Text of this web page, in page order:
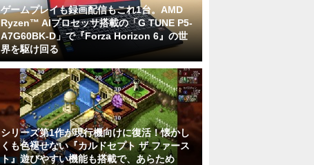
ゲームプレイも録画配信もこれ1台。AMD
Ryzen™ AIプロセッサ搭載の「G TUNE P5-
A7G60BK-D」で『Forza Horizon 6』の世
界を駆け回る
シリーズ第1作が現行機向けに復活！懐かし
くも色褪せない『カルドセプト ザ ファース
ト』遊びやすい機能も搭載で、あらため